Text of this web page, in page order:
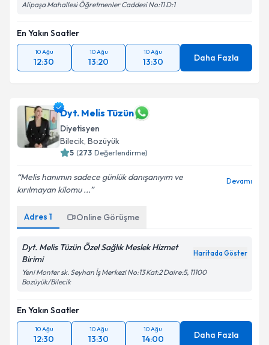
Alipaşa Mahallesi Öğretmenler Caddesi No:11 D:1
En Yakın Saatler
10 Ağu
12:30
10 Ağu
13:20
10 Ağu
13:30 Daha Fazla
Dyt. Melis Tüzün
Diyetisyen
Bilecik, Bozüyük
5 (273 Değerlendirme)
Melis hanımın sadece günlük danışanıyım ve
kırılmayan kilomu ...
Devamı
Adres 1 Online Görüşme
Dyt. Melis Tüzün Özel Sağlık Meslek Hizmet
Birimi
Haritada Göster
Yeni Monter sk. Seyhan İş Merkezi No:13 Kat:2 Daire:5, 11100
Bozüyük/Bilecik
En Yakın Saatler
10 Ağu
12:30
10 Ağu
13:30
10 Ağu
14:00 Daha Fazla